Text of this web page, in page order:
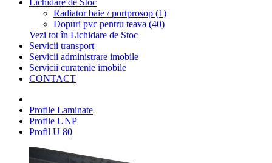
Lichidare de Stoc
Radiator baie / portprosop (1)
Dopuri pvc pentru teava (40)
Vezi tot în Lichidare de Stoc
Servicii transport
Servicii administrare imobile
Servicii curatenie imobile
CONTACT
Profile Laminate
Profile UNP
Profil U 80